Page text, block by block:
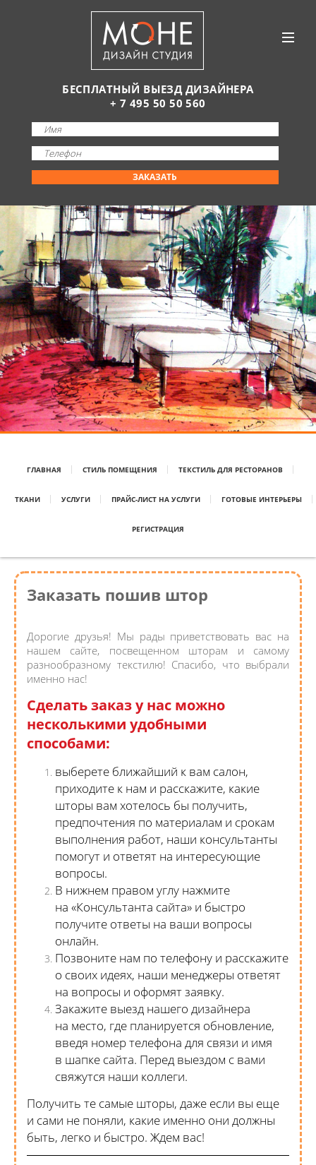
БЕСПЛАТНЫЙ ВЫЕЗД ДИЗАЙНЕРА
+ 7 495 50 50 560
ЗАКАЗАТЬ
ГЛАВНАЯ СТИЛЬ ПОМЕЩЕНИЯ ТЕКСТИЛЬ ДЛЯ РЕСТОРАНОВ
ТКАНИ УСЛУГИ ПРАЙС-ЛИСТ НА УСЛУГИ ГОТОВЫЕ ИНТЕРЬЕРЫ
РЕГИСТРАЦИЯ
Заказать пошив штор
Дорогие друзья! Мы рады приветствовать вас на
нашем сайте, посвещенном шторам и самому
разнообразному текстилю! Спасибо, что выбрали
именно нас!
Сделать заказ у нас можно
несколькими удобными
способами:
выберете ближайший к вам салон,
приходите к нам и расскажите, какие
шторы вам хотелось бы получить,
предпочтения по материалам и срокам
выполнения работ, наши консультанты
помогут и ответят на интересующие
вопросы.
В нижнем правом углу нажмите
на «Консультанта сайта» и быстро
получите ответы на ваши вопросы
онлайн.
Позвоните нам по телефону и расскажите
о своих идеях, наши менеджеры ответят
на вопросы и оформят заявку.
Закажите выезд нашего дизайнера
на место, где планируется обновление,
введя номер телефона для связи и имя
в шапке сайта. Перед выездом с вами
свяжутся наши коллеги.
Получить те самые шторы, даже если вы еще
и сами не поняли, какие именно они должны
быть, легко и быстро. Ждем вас!